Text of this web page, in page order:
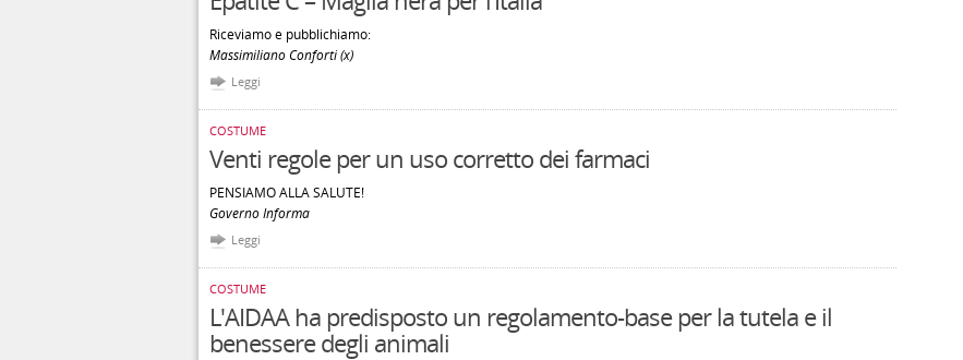
Riceviamo e pubblichiamo:
Massimiliano Conforti (x)
Leggi
COSTUME
Venti regole per un uso corretto dei farmaci
PENSIAMO ALLA SALUTE!
Governo Informa
Leggi
COSTUME
L'AIDAA ha predisposto un regolamento-base per la tutela e il
benessere degli animali